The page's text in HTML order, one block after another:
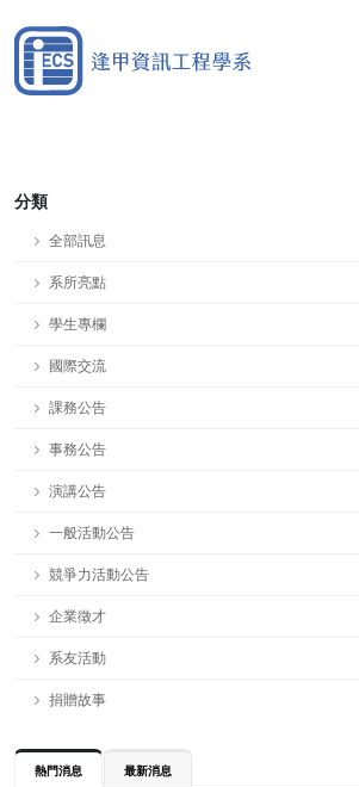
分類
全部訊息
系所亮點
學生專欄
國際交流
課務公告
事務公告
演講公告
一般活動公告
競爭力活動公告
企業徵才
系友活動
捐贈故事
熱門消息 最新消息